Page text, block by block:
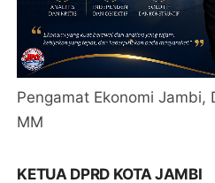
Pengamat Ekonomi Jambi,
MM
KETUA DPRD KOTA JAMBI